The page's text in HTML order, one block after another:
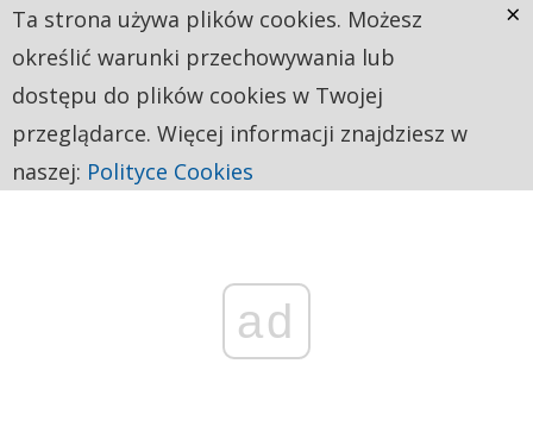
ad
Ta strona używa plików cookies. Możesz
określić warunki przechowywania lub
dostępu do plików cookies w Twojej
przeglądarce. Więcej informacji znajdziesz w
naszej: Polityce Cookies
×